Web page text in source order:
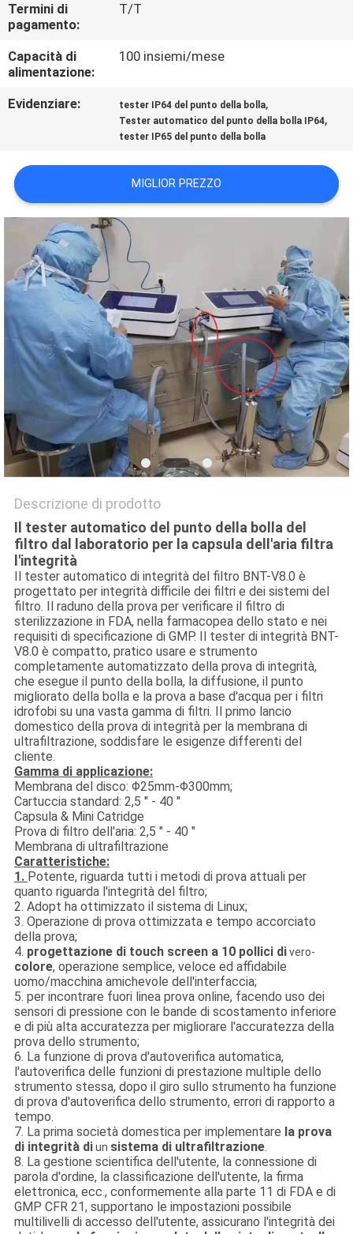
RICHIEDA
UNA
DEL
SITO
PRIVACY
POLICY
Termini di
pagamento:
T/T
Capacità di
alimentazione:
100 insiemi/mese
Evidenziare: tester IP64 del punto della bolla,
Tester automatico del punto della bolla IP64,
tester IP65 del punto della bolla
MIGLIOR PREZZO
Descrizione di prodotto
Il tester automatico del punto della bolla del
filtro dal laboratorio per la capsula dell'aria filtra
l'integrità
Il tester automatico di integrità del filtro BNT-V8.0 è
progettato per integrità difficile dei filtri e dei sistemi del
filtro. Il raduno della prova per verificare il filtro di
sterilizzazione in FDA, nella farmacopea dello stato e nei
requisiti di specificazione di GMP. Il tester di integrità BNT-
V8.0 è compatto, pratico usare e strumento
completamente automatizzato della prova di integrità,
che esegue il punto della bolla, la diffusione, il punto
migliorato della bolla e la prova a base d'acqua per i filtri
idrofobi su una vasta gamma di filtri. Il primo lancio
domestico della prova di integrità per la membrana di
ultrafiltrazione, soddisfare le esigenze differenti del
cliente.
Gamma di applicazione:
Membrana del disco: Φ25mm-Φ300mm;
Cartuccia standard: 2,5 ″ - 40 ″
Capsula & Mini Catridge
Prova di filtro dell'aria: 2,5 ″ - 40 ″
Membrana di ultrafiltrazione
Caratteristiche:
1. Potente, riguarda tutti i metodi di prova attuali per
quanto riguarda l'integrità del filtro;
2. Adopt ha ottimizzato il sistema di Linux;
3. Operazione di prova ottimizzata e tempo accorciato
della prova;
4. progettazione di touch screen a 10 pollici divero-
colore, operazione semplice, veloce ed affidabile
uomo/macchina amichevole dell'interfaccia;
5. per incontrare fuori linea prova online, facendo uso dei
sensori di pressione con le bande di scostamento inferiore
e di più alta accuratezza per migliorare l'accuratezza della
prova dello strumento;
6. La funzione di prova d'autoverifica automatica,
l'autoverifica delle funzioni di prestazione multiple dello
strumento stessa, dopo il giro sullo strumento ha funzione
di prova d'autoverifica dello strumento, errori di rapporto a
tempo.
7. La prima società domestica per implementare la prova
di integrità diun sistema di ultrafiltrazione.
8. La gestione scientifica dell'utente, la connessione di
parola d'ordine, la classificazione dell'utente, la firma
elettronica, ecc., conformemente alla parte 11 di FDA e di
GMP CFR 21, supportano le impostazioni possibile
multilivelli di accesso dell'utente, assicurano l'integrità dei